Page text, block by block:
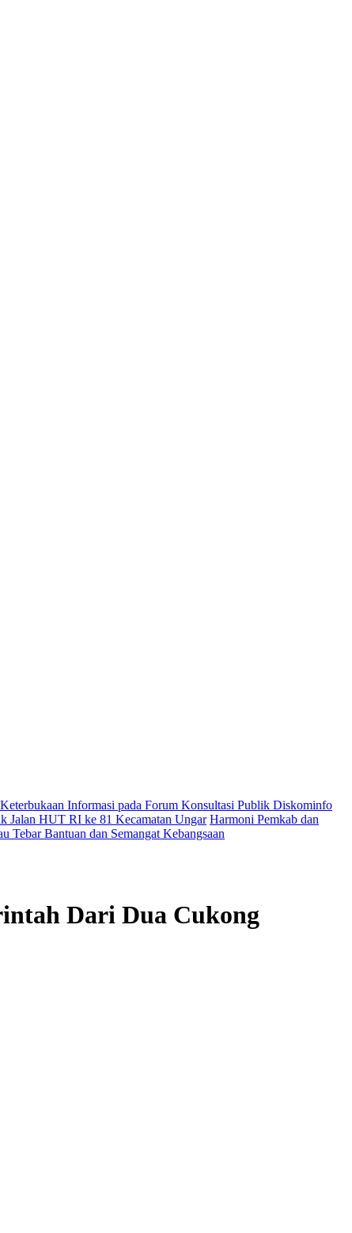
Informasi pada Forum Konsultasi Publik Diskominfo
Jalan HUT RI ke 81 Kecamatan Ungar Harmoni Pemkab dan
Bantuan dan Semangat Kebangsaan
Dari Dua Cukong